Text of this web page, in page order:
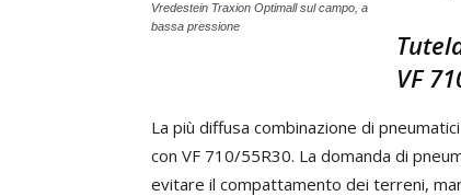
Vredestein Traxion Optimall sul campo, a
bassa pressione
VF
La più diffusa combinazione di
con VF 710/55R30. La domanda di
evitare il compattamento dei terreni,